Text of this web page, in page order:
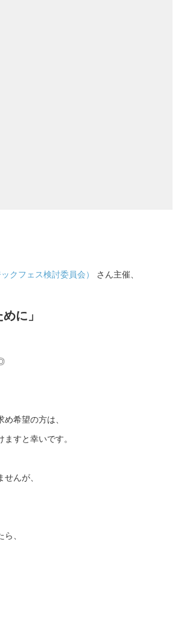
クフェス検討委員会）
さん主催、
に」
希望の方は、
すと幸いです。
んが、
、